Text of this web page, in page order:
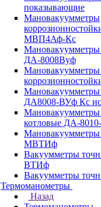
показывающие
Мановакуумметры
МВП4Аф-Кс
Мановакуумметры
ДА-8008Вуф
Мановакуумметры
Мановакуумметры
ДА8008-ВУф Кс
Мановакуумметры
котловые ДА-
МВТИф
Вакуумметры
ВТИф
Вакуумметры
Термоманометры
Назад